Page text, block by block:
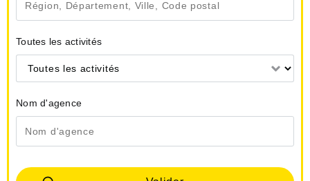
Toutes les activités
Toutes les activités
Nom d'agence